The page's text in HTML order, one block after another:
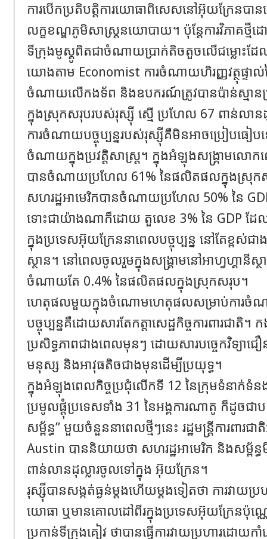
ការបើកប្រតិបត្តិការយោធាពិសេសនៅអ៊ុយក្រែនបានធ្
លក្ខខណ្ឌភូមិសាស្ត្រនយោបាយ។ ប៉ុន្តែការវិភាគថ្មី
ទីក្រុងមូស្គូពិតជាចំណាយប្រាក់តិចតួចលើជម្លោះដែ
យោងតាម Economist ការចំណាយហិរញ្ញវត្ថុផ្ទាល់
ចំណាយលើកងទ័ព និងឧបករណ៍ត្រូវបានប៉ាន់ស្មា
ក្នុងស្រុកសរុបរបស់រុស្ស៊ី ស្មើ ប្រហែល 67 ពាន់លានដុ
ការចំណាយបច្ចុប្បន្នរបស់រុស្ស៊ីគឺមិនអាចប្រៀបធៀប
ចំណាយក្នុងប្រវត្តិសាស្ត្រ។ ក្នុងអំឡុងសង្គ្រាមល
បានចំណាយប្រហែល 61% នៃផលិតផលក្នុងស្រុក
សហរដ្ឋអាមេរិកបានចំណាយប្រហែល 50% នៃ
ទោះជាយ៉ាងណាក៏ដោយ តួលេខ 3% នៃ GDP ដែ
ក្នុងប្រទេសអ៊ុយក្រែននាពេលបច្ចុប្បន្ន នៅតែខ្ពស់ជា
ស្ថាន។ នៅពេលចូលរួមក្នុងសង្គ្រាមនៅអាហ្វហ្គានី
ចំណាយតែ 0.4% នៃផលិតផលក្នុងស្រុកសរុប។
ហេតុផលមួយក្នុងចំណោមហេតុផលសម្រាប់ការចំណា
បច្ចុប្បន្នគឺដោយសារតែកត្តាសេដ្ឋកិច្ចការពារជាតិ។
ប្រសិទ្ធភាពជាងពេលមុនៗ ដោយសារបច្ចេកវិទ្យាជ
មនុស្ស និងអាវុធតិចជាងមុនដើម្បីប្រយុទ្ធ។
ក្នុងអំឡុងពេលកិច្ចប្រជុំលើកទី 12 នៃក្រុមទំនាក់ទំន
ប្រមូលផ្តុំប្រទេសទាំង 31 នៃអង្គការណាតូ ក៏ដូចជ
សម្ព័ន្ធ” មួយចំនួននាពេលថ្មីៗនេះ រដ្ឋមន្ត្រីការពារ
Austin បាននិយាយថា សហរដ្ឋអាមេរិក និងសម្ព័ន្ធ
ពាន់លានដុល្លារចូលទៅក្នុង អ៊ុយក្រែន។
រុស្ស៊ីបានសង្កត់ធ្ងន់ម្តងហើយម្តងទៀតថា ការវាយប្
យោធា ឬមានគោលដៅពីរក្នុងប្រទេសអ៊ុយក្រែនប៉ុណ្
ប្រកាន់ទីក្រុងគៀវ ថាបានធ្វើការវាយប្រហារដោយក